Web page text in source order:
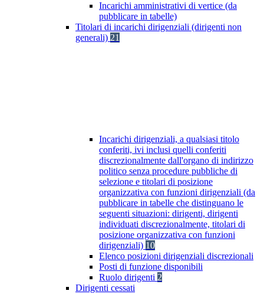
Incarichi amministrativi di vertice (da
pubblicare in tabelle)
Titolari di incarichi dirigenziali (dirigenti non
generali) 21
Incarichi dirigenziali, a qualsiasi titolo
conferiti, ivi inclusi quelli conferiti
discrezionalmente dall'organo di indirizzo
politico senza procedure pubbliche di
selezione e titolari di posizione
organizzativa con funzioni dirigenziali (da
pubblicare in tabelle che distinguano le
seguenti situazioni: dirigenti, dirigenti
individuati discrezionalmente, titolari di
posizione organizzativa con funzioni
dirigenziali) 10
Elenco posizioni dirigenziali discrezionali
Posti di funzione disponibili
Ruolo dirigenti 2
Dirigenti cessati